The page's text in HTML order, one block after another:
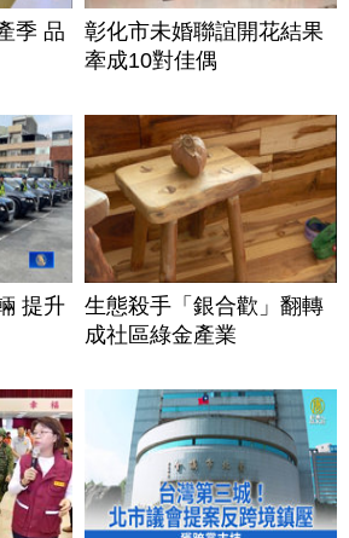
季 品
彰化市未婚聯誼開花結果
牽成10對佳偶
提升
生態殺手「銀合歡」翻轉
成社區綠金產業